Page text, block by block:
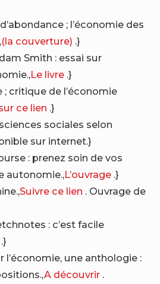
; l’économie des
(la couverture) .}
Smith : essai sur
Le livre .}
critique de l’économie
ce lien .}
sociales selon
sur internet.}
: prenez soin de vos
autonomie.,L’ouvrage .}
Suivre ce lien . Ouvrage de
: c’est facile
.}
l’économie, une anthologie :
A découvrir .